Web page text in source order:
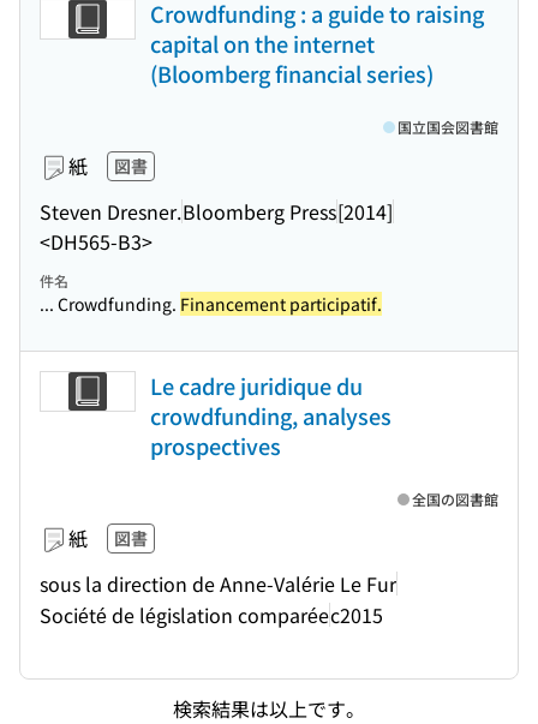
Crowdfunding : a guide to raising
capital on the internet
(Bloomberg financial series)
紙 図書
Steven Dresner.Bloomberg Press[2014]
<DH565-B3>
国立国会図書館
件名
... Crowdfunding. Financement participatif.
Le cadre juridique du
crowdfunding, analyses
prospectives
紙 図書
sous la direction de Anne-Valérie Le Fur
Société de législation comparéec2015
全国の図書館
検索結果は以上です。